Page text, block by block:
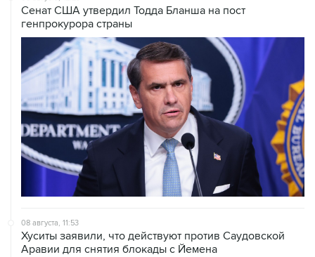
Сенат США утвердил Тодда Бланша на пост
генпрокурора страны
08 августа, 11:53
Хуситы заявили, что действуют против Саудовской
Аравии для снятия блокады с Йемена